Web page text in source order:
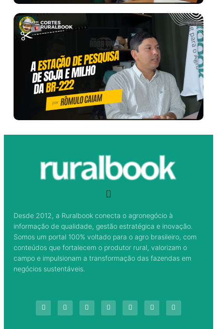
Desde 2012, a Ruralbook conecta o agronegócio à
informação de qualidade, gestão estratégica e inovação.
Somos um portal 100% voltado para o agro brasileiro, com
conteúdos que fortalecem o produtor rural, valorizam o
campo e impulsionam a transformação das fazendas em
negócios sustentáveis.